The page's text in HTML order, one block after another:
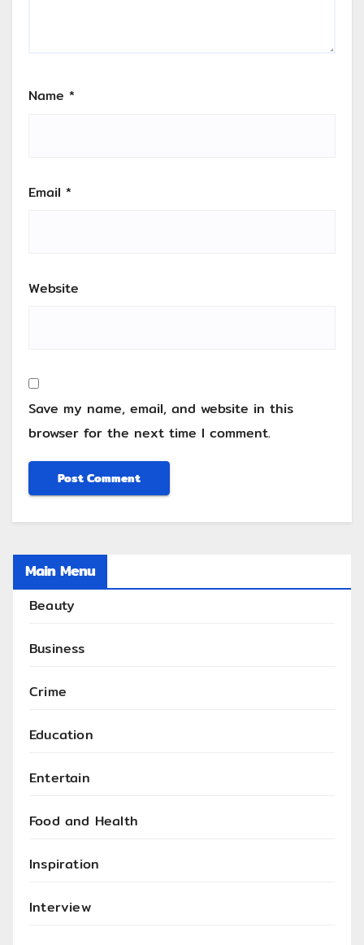
Name *
Email *
Website
Save my name, email, and website in this
browser for the next time I comment.
Main Menu
Beauty
Business
Crime
Education
Entertain
Food and Health
Inspiration
Interview